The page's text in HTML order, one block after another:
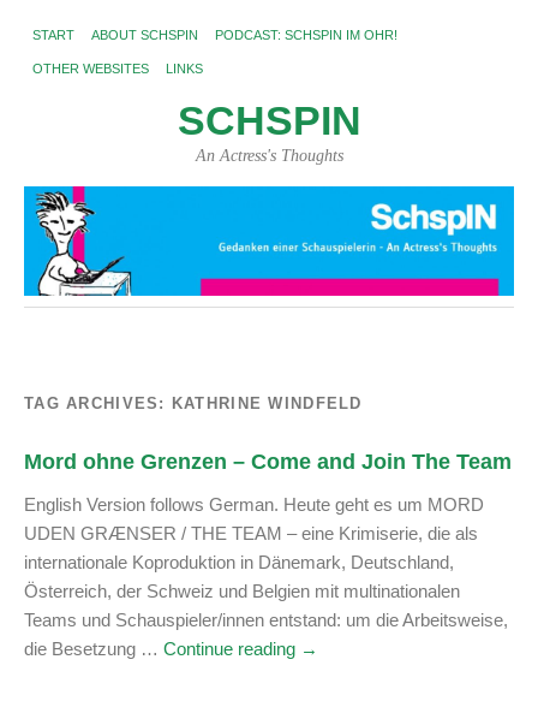
START ABOUT SCHSPIN PODCAST: SCHSPIN IM OHR!
OTHER WEBSITES LINKS
SCHSPIN
An Actress's Thoughts
TAG ARCHIVES: KATHRINE WINDFELD
Mord ohne Grenzen – Come and Join The Team
English Version follows German. Heute geht es um MORD
UDEN GRÆNSER / THE TEAM – eine Krimiserie, die als
internationale Koproduktion in Dänemark, Deutschland,
Österreich, der Schweiz und Belgien mit multinationalen
Teams und Schauspieler/innen entstand: um die Arbeitsweise,
die Besetzung … Continue reading →